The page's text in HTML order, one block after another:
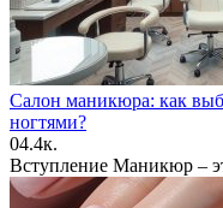
Салон маникюра: как
ногтями?
04.4к.
Вступление Маникюр –